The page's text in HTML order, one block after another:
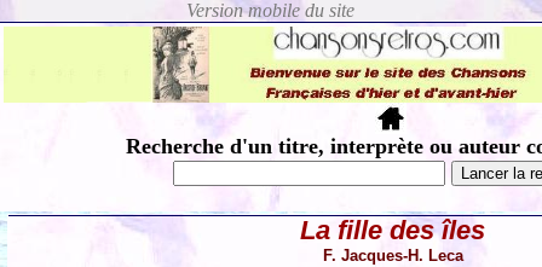
Recherche d'un titre, interprète ou auteur
La fille des îles
F. Jacques-H. Leca